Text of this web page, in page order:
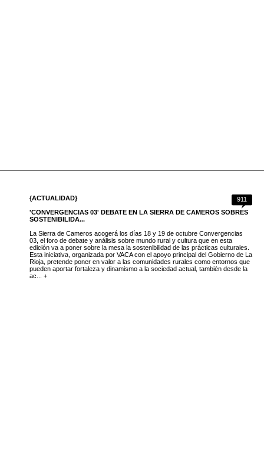
911
{ACTUALIDAD}
'CONVERGENCIAS 03' DEBATE EN LA SIERRA DE CAMEROS SOBRES
SOSTENIBILIDA...
La Sierra de Cameros acogerá los días 18 y 19 de octubre Convergencias
03, el foro de debate y análisis sobre mundo rural y cultura que en esta
edición va a poner sobre la mesa la sostenibilidad de las prácticas culturales.
Esta iniciativa, organizada por VACA con el apoyo principal del Gobierno de La
Rioja, pretende poner en valor a las comunidades rurales como entornos que
pueden aportar fortaleza y dinamismo a la sociedad actual, también desde la
ac... +